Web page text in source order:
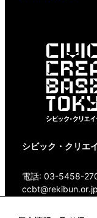
シビック・クリエ
電話: 03-5458-
ccbt@rekibun.or.jp